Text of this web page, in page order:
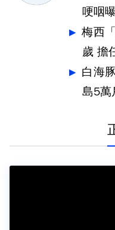
哽咽
梅西
歲 擔
白海
島5萬